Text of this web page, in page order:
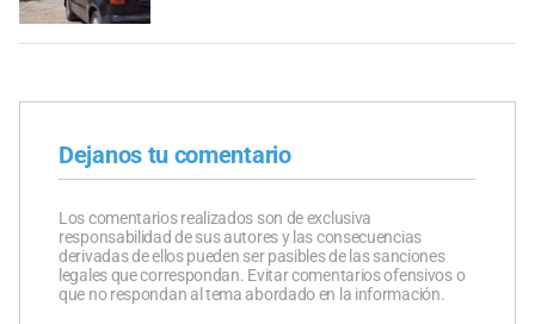
Dejanos tu comentario
Los comentarios realizados son de exclusiva
responsabilidad de sus autores y las consecuencias
derivadas de ellos pueden ser pasibles de las sanciones
legales que correspondan. Evitar comentarios ofensivos o
que no respondan al tema abordado en la información.